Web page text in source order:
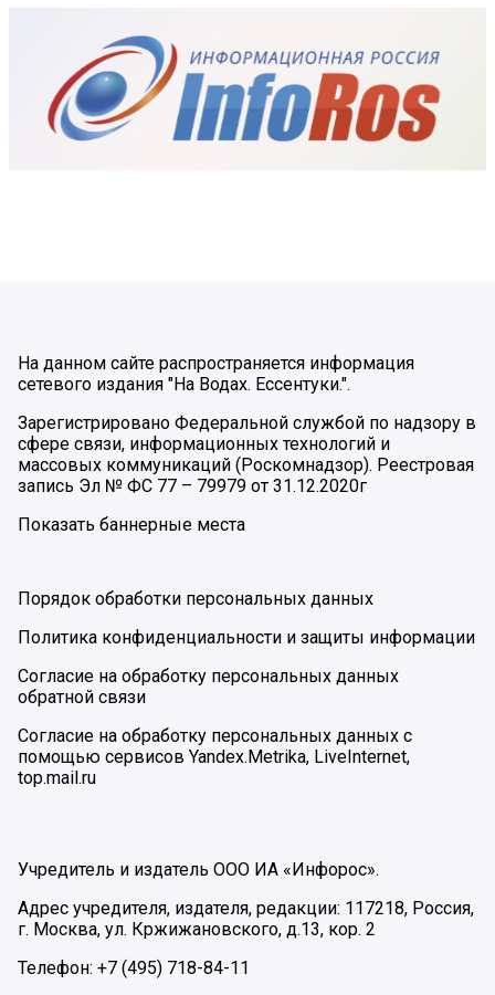
На данном сайте распространяется информация
сетевого издания "На Водах. Ессентуки.".
Зарегистрировано Федеральной службой по надзору в
сфере связи, информационных технологий и
массовых коммуникаций (Роскомнадзор). Реестровая
запись Эл № ФС 77 – 79979 от 31.12.2020г
Показать баннерные места
Порядок обработки персональных данных
Политика конфиденциальности и защиты информации
Согласие на обработку персональных данных
обратной связи
Согласие на обработку персональных данных с
помощью сервисов Yandex.Metrika, LiveInternet,
top.mail.ru
Учредитель и издатель ООО ИА «Инфорос».
Адрес учредителя, издателя, редакции: 117218, Россия,
г. Москва, ул. Кржижановского, д.13, кор. 2
Телефон: +7 (495) 718-84-11